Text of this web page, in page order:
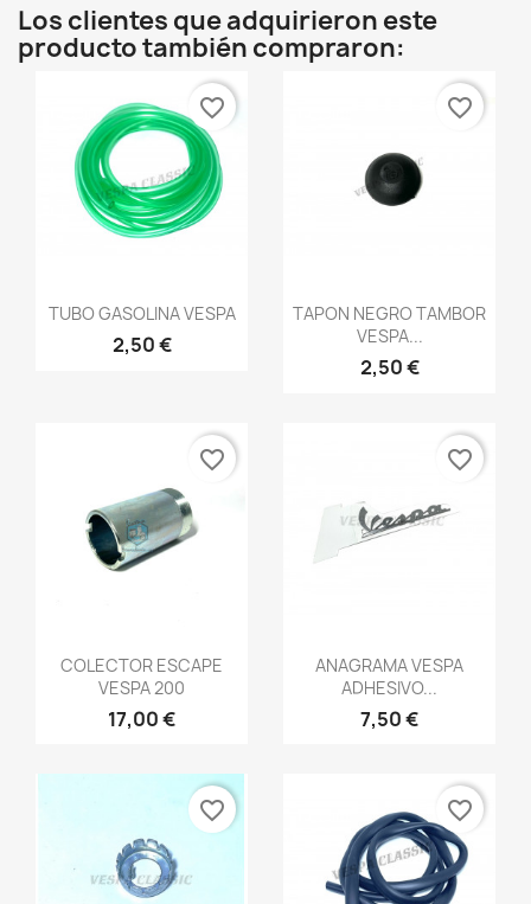
Los clientes que adquirieron este
producto también compraron:
Vista rápida
TUBO GASOLINA VESPA
2,50 €
favorite_border
Vista rápida
TAPON NEGRO TAMBOR
VESPA...
2,50 €
favorite_border
Vista rápida
COLECTOR ESCAPE
VESPA 200
17,00 €
favorite_border
Vista rápida
ANAGRAMA VESPA
ADHESIVO...
7,50 €
favorite_border
favorite_border favorite_border